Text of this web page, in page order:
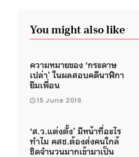
You might also like
ความหมายของ ‘กระดาษ
เปล่า’ ในผลสอบคดีนาฬิกา
ยืมเพื่อน
15 June 2019
‘ส.ว.แต่งตั้ง’ มีหน้าที่อะไร
ทำไม คสช.ต้องส่งคนใกล้
ชิดจำนวนมากเข้ามาเป็น